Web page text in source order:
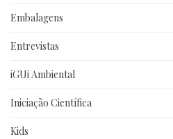
Embalagens
Entrevistas
iGUi Ambiental
Iniciação Científica
Kids